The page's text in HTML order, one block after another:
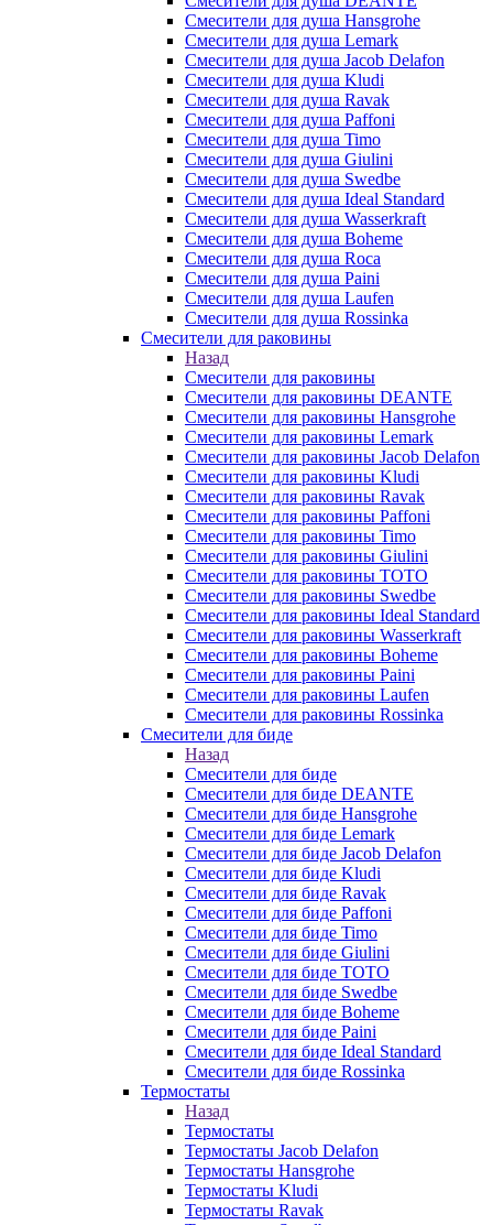
Смесители для душа Hansgrohe
Смесители для душа Lemark
Смесители для душа Jacob Delafon
Смесители для душа Kludi
Смесители для душа Ravak
Смесители для душа Paffoni
Смесители для душа Timo
Смесители для душа Giulini
Смесители для душа Swedbe
Смесители для душа Ideal Standard
Смесители для душа Wasserkraft
Смесители для душа Boheme
Смесители для душа Roca
Смесители для душа Paini
Смесители для душа Laufen
Смесители для душа Rossinka
Смесители для раковины
Назад
Смесители для раковины
Смесители для раковины DEANTE
Смесители для раковины Hansgrohe
Смесители для раковины Lemark
Смесители для раковины Jacob Delafon
Смесители для раковины Kludi
Смесители для раковины Ravak
Смесители для раковины Paffoni
Смесители для раковины Timo
Смесители для раковины Giulini
Смесители для раковины TOTO
Смесители для раковины Swedbe
Смесители для раковины Ideal Standard
Смесители для раковины Wasserkraft
Смесители для раковины Boheme
Смесители для раковины Paini
Смесители для раковины Laufen
Смесители для раковины Rossinka
Смесители для биде
Назад
Смесители для биде
Смесители для биде DEANTE
Смесители для биде Hansgrohe
Смесители для биде Lemark
Смесители для биде Jacob Delafon
Смесители для биде Kludi
Смесители для биде Ravak
Смесители для биде Paffoni
Смесители для биде Timo
Смесители для биде Giulini
Смесители для биде TOTO
Смесители для биде Swedbe
Смесители для биде Boheme
Смесители для биде Paini
Смесители для биде Ideal Standard
Смесители для биде Rossinka
Термостаты
Назад
Термостаты
Термостаты Jacob Delafon
Термостаты Hansgrohe
Термостаты Kludi
Термостаты Ravak